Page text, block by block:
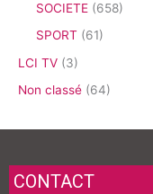
SOCIETE (658)
SPORT (61)
LCI TV (3)
Non classé (64)
CONTACT